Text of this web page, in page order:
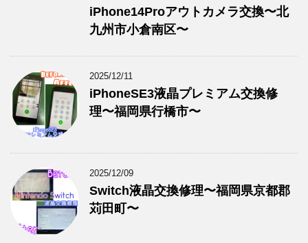
iPhone14Proアウトカメラ交換〜北
九州市小倉南区〜
2025/12/11
iPhoneSE3液晶プレミアム交換修
理〜福岡県行橋市〜
2025/12/09
Switch液晶交換修理〜福岡県京都郡
苅田町〜